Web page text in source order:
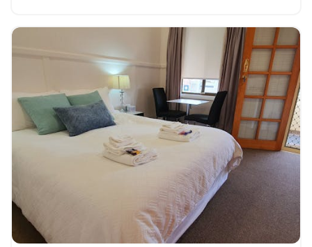
ドックの向こうには…